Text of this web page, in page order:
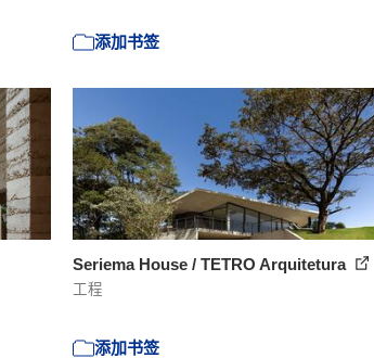
添加书签
Seriema House / TETRO Arquitetura
工程
添加书签